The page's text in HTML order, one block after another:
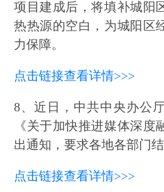
项目建成后，将填补城阳
热热源的空白，为城阳区
力保障。
点击链接查看详情>>>
8、近日，中共中央办公
《关于加快推进媒体深
出通知，要求各地各部门
点击链接查看详情>>>